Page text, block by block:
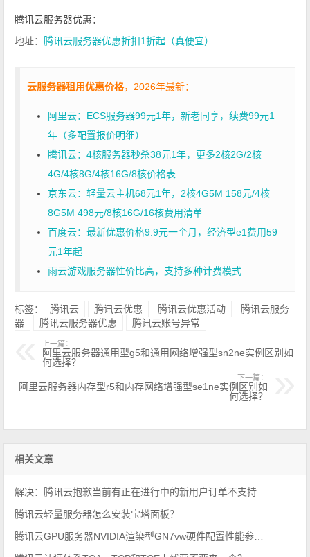
腾讯云服务器优惠：
地址： 腾讯云服务器优惠折扣1折起（真便宜）
云服务器租用优惠价格，2026年最新：
阿里云：ECS服务器99元1年，新老同享，续费99元1
年（多配置报价明细）
腾讯云：4核服务器秒杀38元1年，更多2核2G/2核
4G/4核8G/4核16G/8核价格表
京东云：轻量云主机68元1年，2核4G5M 158元/4核
8G5M 498元/8核16G/16核费用清单
百度云：最新优惠价格9.9元一个月，经济型e1费用59
元1年起
雨云游戏服务器性价比高，支持多种计费模式
标签： 腾讯云 腾讯云优惠 腾讯云优惠活动
腾讯云服务
器
腾讯云服务器优惠 腾讯云账号异常
上一篇：
阿里云服务器通用型g5和通用网络增强型sn2ne实例区别如
何选择？
下一篇：
阿里云服务器内存型r5和内存网络增强型se1ne实例区别如
何选择？
相关文章
腾讯云轻量服务器怎么安装宝塔面板？